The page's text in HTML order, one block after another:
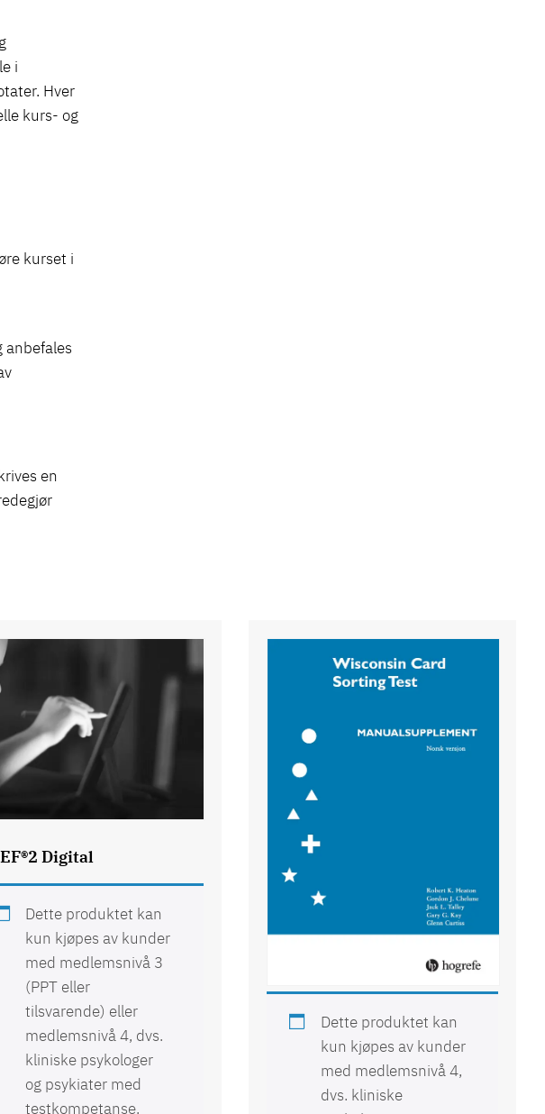
i
Hver
kurs- og
kurset i
anbefales
en
Digital
Dette produktet kan
kun kjøpes av kunder
med medlemsnivå 3
(PPT eller
tilsvarende) eller
medlemsnivå 4, dvs.
kliniske psykologer
og psykiater med
testkompetanse.
Dette produktet kan
kun kjøpes av kunder
med medlemsnivå 4,
dvs. kliniske